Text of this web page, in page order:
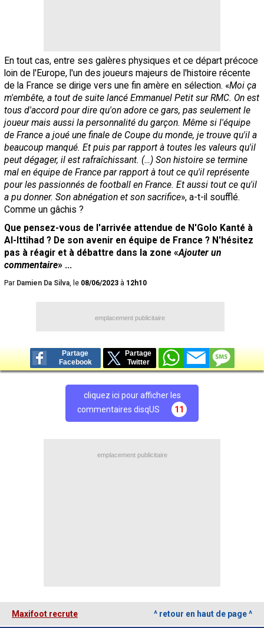
En tout cas, entre ses galères physiques et ce départ précoce
loin de l'Europe, l'un des joueurs majeurs de l'histoire récente
de la France se dirige vers une fin amère en sélection. «Moi ça
m'embête, a tout de suite lancé Emmanuel Petit sur RMC. On est
tous d'accord pour dire qu'on adore ce gars, pas seulement le
joueur mais aussi la personnalité du garçon. Même si l'équipe
de France a joué une finale de Coupe du monde, je trouve qu'il a
beaucoup manqué. Et puis par rapport à toutes les valeurs qu'il
peut dégager, il est rafraîchissant. (…) Son histoire se termine
mal en équipe de France par rapport à tout ce qu'il représente
pour les passionnés de football en France. Et aussi tout ce qu'il
a pu donner. Son abnégation et son sacrifice», a-t-il soufflé.
Comme un gâchis ?
Que pensez-vous de l'arrivée attendue de N'Golo Kanté à
Al-Ittihad ? De son avenir en équipe de France ? N'hésitez
pas à réagir et à débattre dans la zone «Ajouter un
commentaire» ...
Par Damien Da Silva, le 08/06/2023 à 12h10
emplacement publicitaire
Partage
Facebook
Partage
Twitter
cliquez ici pour afficher les
commentaires disqUS
11
emplacement publicitaire
Maxifoot recrute ^ retour en haut de page ^